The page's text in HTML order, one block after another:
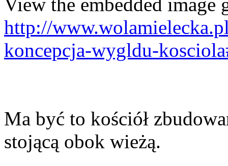
View the embedded image
http://
koncepcja-wygldu-
Ma być to kościół
stojącą obok wieżą.